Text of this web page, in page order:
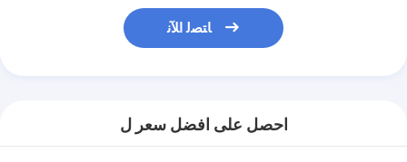
ﺎﺘﺼﻟ ﺍﻶﻧ
احصل على افضل سعر ل